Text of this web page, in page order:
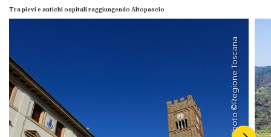
Tra pievi e antichi ospitali raggiungendo Altopascio
Photo ©
Regione Toscana